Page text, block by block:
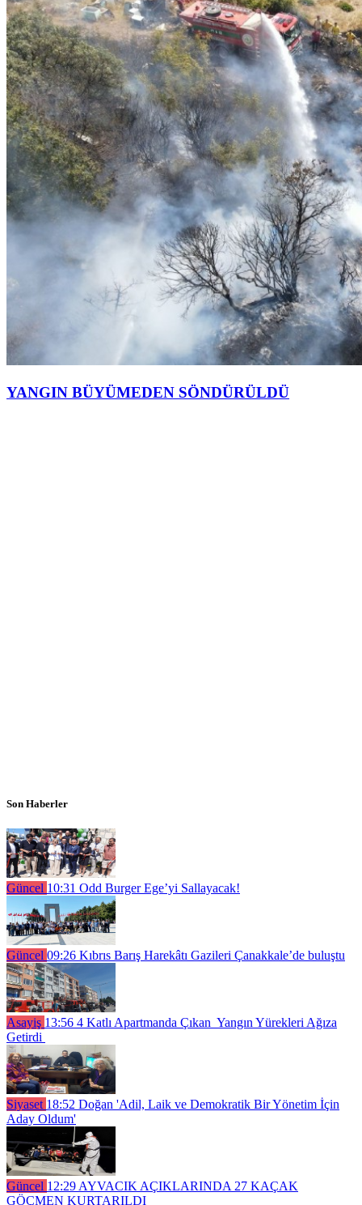
YANGIN BÜYÜMEDEN SÖNDÜRÜLDÜ
Son Haberler
Güncel 10:31 Odd Burger Ege’yi Sallayacak!
Güncel 09:26 Kıbrıs Barış Harekâtı Gazileri Çanakkale’de buluştu
Asayiş 13:56 4 Katlı Apartmanda Çıkan Yangın Yürekleri Ağıza
Getirdi
Siyaset 18:52 Doğan 'Adil, Laik ve Demokratik Bir Yönetim İçin
Aday Oldum'
Güncel 12:29 AYVACIK AÇIKLARINDA 27 KAÇAK
GÖÇMEN KURTARILDI